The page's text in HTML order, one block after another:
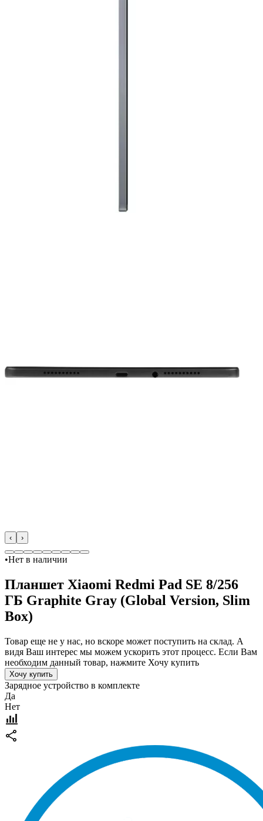
‹ ›
•Нет в наличии
Планшет Xiaomi Redmi Pad SE 8/256
ГБ Graphite Gray (Global Version, Slim
Box)
Товар еще не у нас, но вскоре может поступить на склад. А
видя Ваш интерес мы можем ускорить этот процесс. Если Вам
необходим данный товар, нажмите Хочу купить
Хочу купить
Зарядное устройство в комплекте
Да
Нет